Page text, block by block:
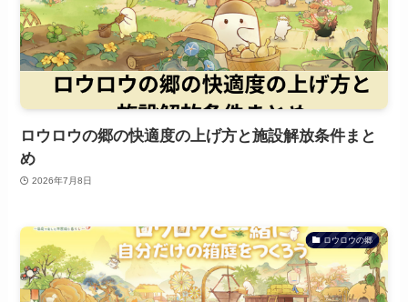
ロウロウの郷の快適度の上げ方と施設解放条件まと
め
2026年7月8日
ロウロウの郷